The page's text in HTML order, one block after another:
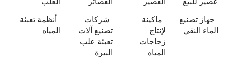
تصنيع
النقي
ماكينة
لإنتاج
زجاجات
شركات
تصنيع آلات
تعبئة علب
أنظمة تعبئة
المياه